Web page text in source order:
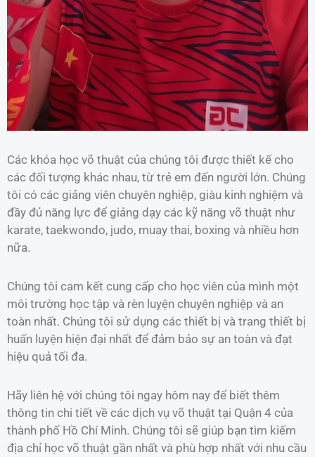
Các khóa học võ thuật của chúng tôi được thiết kế cho
các đối tượng khác nhau, từ trẻ em đến người lớn. Chúng
tôi có các giảng viên chuyên nghiệp, giàu kinh nghiệm và
đầy đủ năng lực để giảng dạy các kỹ năng võ thuật như
karate, taekwondo, judo, muay thai, boxing và nhiều hơn
nữa.
Chúng tôi cam kết cung cấp cho học viên của mình một
môi trường học tập và rèn luyện chuyên nghiệp và an
toàn nhất. Chúng tôi sử dụng các thiết bị và trang thiết bị
huấn luyện hiện đại nhất để đảm bảo sự an toàn và đạt
hiệu quả tối đa.
Hãy liên hệ với chúng tôi ngay hôm nay để biết thêm
thông tin chi tiết về các dịch vụ võ thuật tại Quận 4 của
thành phố Hồ Chí Minh. Chúng tôi sẽ giúp bạn tìm kiếm
địa chỉ học võ thuật gần nhất và phù hợp nhất với nhu cầu